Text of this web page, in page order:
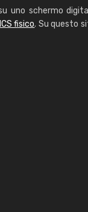
uno schermo
fisico. Su questo